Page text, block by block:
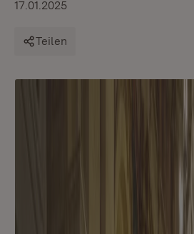
17.01.2025
Teilen